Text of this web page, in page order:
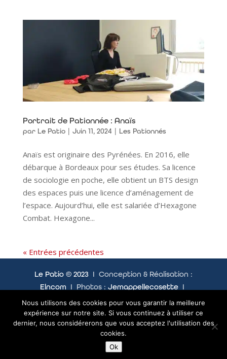
Portrait de Pationnée : Anaïs
par Le Patio| Juin 11, 2024 Les Pationnés
Anaïs est originaire des Pyrénées. En 2016, elle
débarque à Bordeaux pour ses études. Sa licence
de sociologie en poche, elle obtient un BTS design
des espaces puis une licence d’aménagement de
l’espace. Aujourd’hui, elle est salariée d’Hexagone
Combat. Hexagone...
« Entrées précédentes
Le Patio © 2023I Conception & Réalisation :
Elncom I Photos :Jemappellecosette I
Mentions légalesIPolitique de confidentialité
Nous utilisons des cookies pour vous garantir la meilleure
expérience sur notre site. Si vous continuez à utiliser ce
dernier, nous considérerons que vous acceptez l'utilisation des
cookies.
Ok